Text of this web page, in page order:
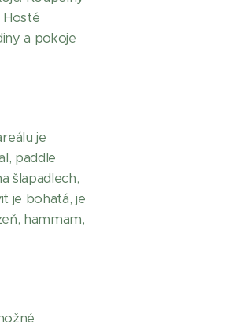
Hosté
a pokoje
je
paddle
šlapadlech,
je bohatá, je
hammam,